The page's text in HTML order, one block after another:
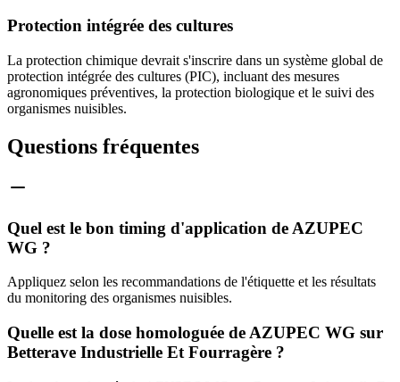
Protection intégrée des cultures
La protection chimique devrait s'inscrire dans un système global de
protection intégrée des cultures (PIC), incluant des mesures
agronomiques préventives, la protection biologique et le suivi des
organismes nuisibles.
Questions fréquentes
Quel est le bon timing d'application de AZUPEC
WG ?
Appliquez selon les recommandations de l'étiquette et les résultats
du monitoring des organismes nuisibles.
Quelle est la dose homologuée de AZUPEC WG sur
Betterave Industrielle Et Fourragère ?